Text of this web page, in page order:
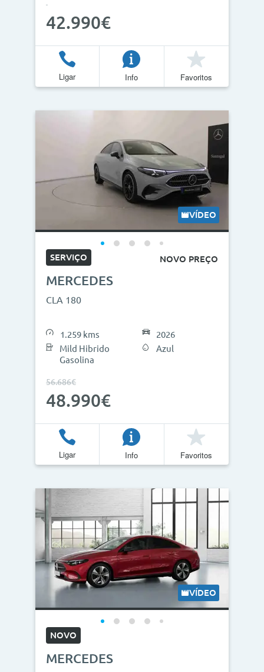
42.990€
Ligar Info Favoritos
VÍDEO
SERVIÇO NOVO PREÇO
MERCEDES
CLA 180
1.259 kms
Mild Hibrido
Gasolina
2026
Azul
56.686€
48.990€
Ligar Info Favoritos
VÍDEO
NOVO
MERCEDES